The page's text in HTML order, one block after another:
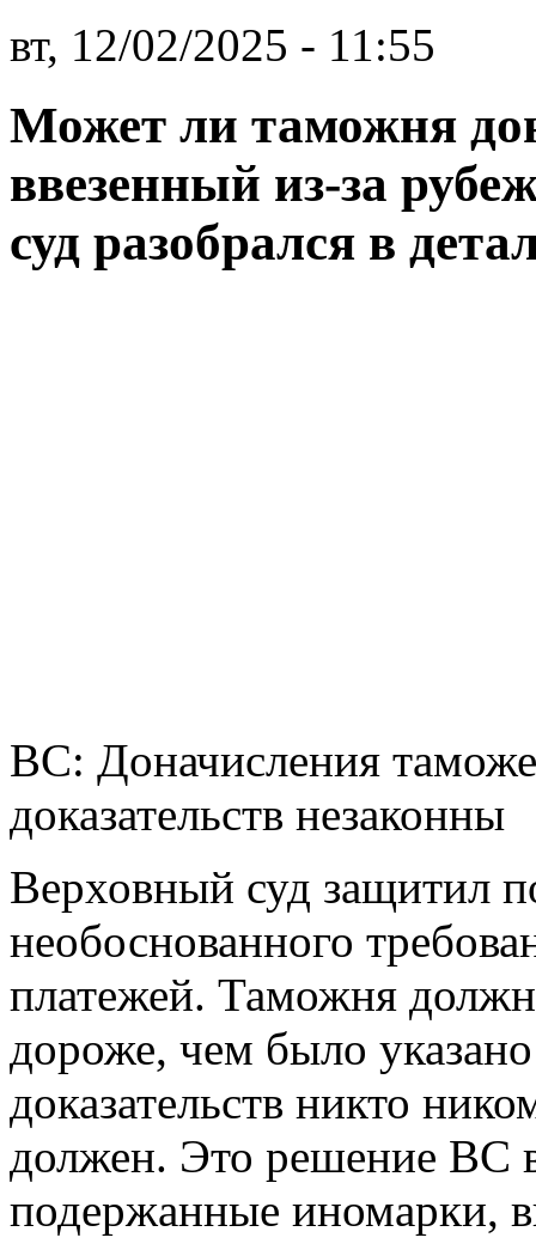
вт, 12/02/2025 - 11:55
Может ли таможня
ввезенный из-за
суд разобрался в
ВС: Доначисления
доказательств незаконны
Верховный суд защитил
необоснованного
платежей. Таможня
дороже, чем было
доказательств никто
должен. Это решение ВС
подержанные иномарки,